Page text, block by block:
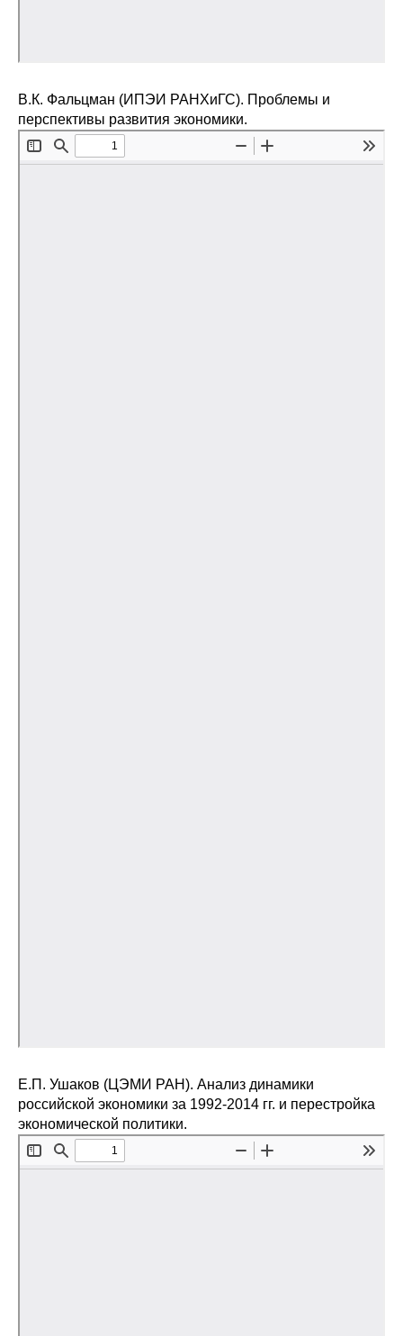
В.К. Фальцман (ИПЭИ РАНХиГС). Проблемы и
перспективы развития экономики.
Е.П. Ушаков (ЦЭМИ РАН). Анализ динамики
российской экономики за 1992-2014 гг. и перестройка
экономической политики.